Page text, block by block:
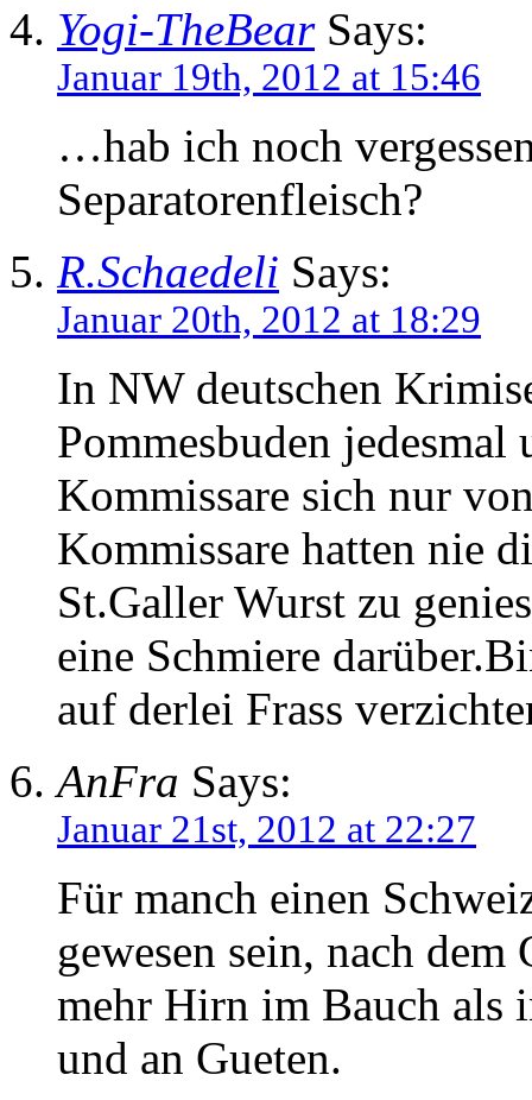
Yogi-TheBearSays:
Januar 19th, 2012 at 15:46
…hab ich noch
Separatorenfleisch?
R.Schaedeli Says:
Januar 20th, 2012 at 18:29
In NW deutschen
Pommesbuden jedesmal
Kommissare sich nur
Kommissare hatten nie
St.Galler Wurst zu
eine Schmiere
auf derlei Frass
AnFra Says:
Januar 21st, 2012 at 22:27
Für manch einen
gewesen sein, nach
mehr Hirn im Bauch als
und an Gueten.